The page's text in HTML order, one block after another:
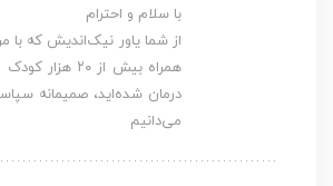
با سلام و احترام
از شما یاور نیک‌اندیش که
همراه بیش از
درمان شده‌اید، صمیمانه
می‌دانیم